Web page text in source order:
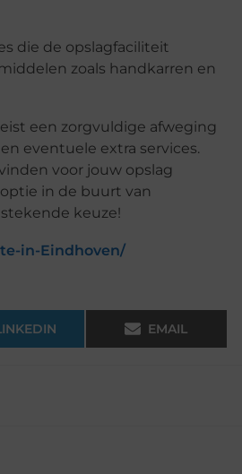
die de opslagfaciliteit
zoals handkarren en
een zorgvuldige afweging
eventuele extra services.
voor jouw opslag
in de buurt van
keuze!
in-Eindhoven/
EMAIL